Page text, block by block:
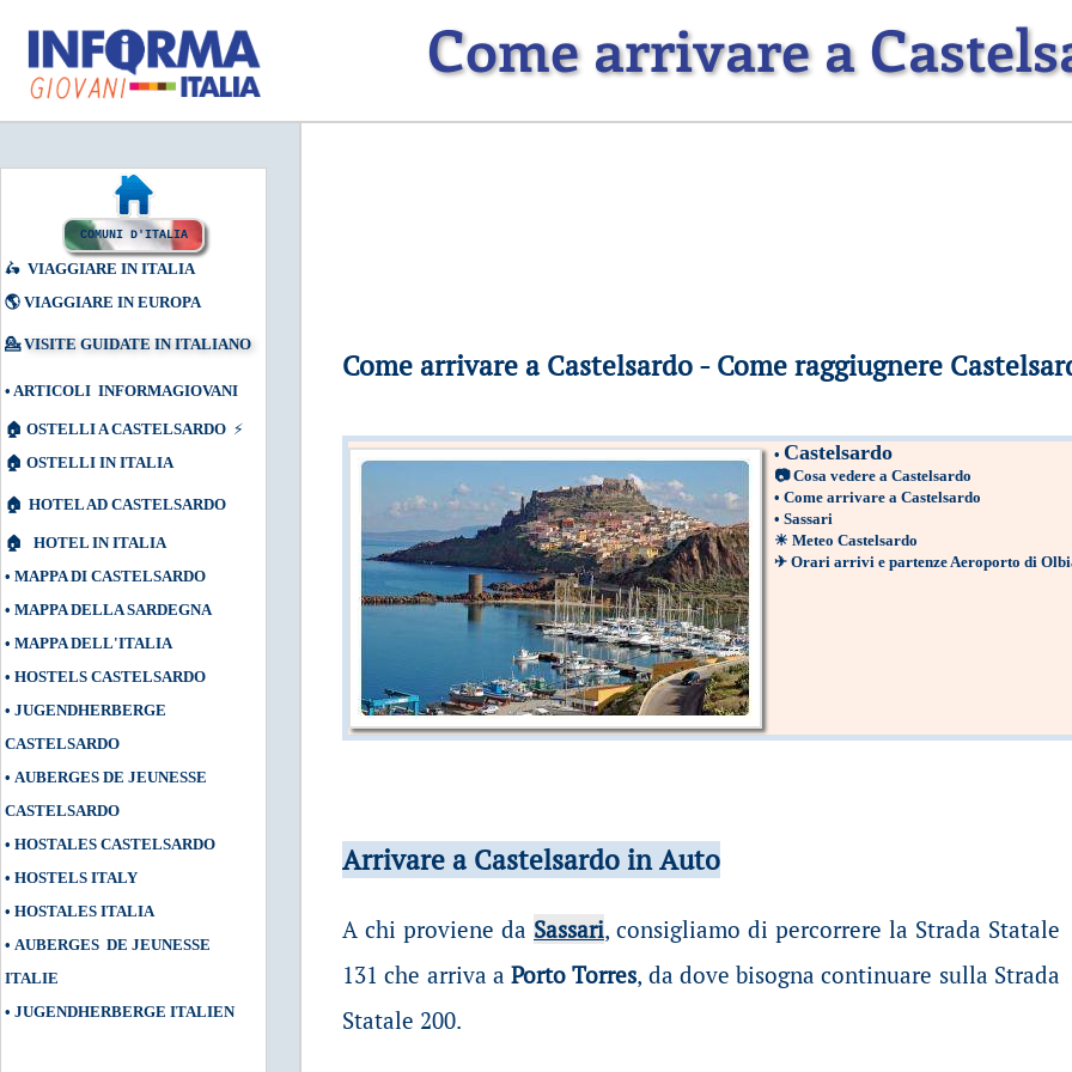
Come arrivare a
COMUNI D'ITALIA
🛵 VIAGGIARE IN ITALIA
🌎 VIAGGIARE IN EUROPA
💁 VISITE GUIDATE IN ITALIANO
• ARTICOLI INFORMAGIOVANI
🏠 OSTELLI A CASTELSARDO ⚡
🏠 OSTELLI IN ITALIA
🏠 HOTEL AD CASTELSARDO
🏠
HOTEL IN ITALIA
• MAPPA DI CASTELSARDO
• MAPPA DELLA SARDEGNA
• MAPPA DELL'ITALIA
• HOSTELS CASTELSARDO
• JUGENDHERBERGE
CASTELSARDO
• AUBERGES DE JEUNESSE
CASTELSARDO
• HOSTALES CASTELSARDO
• HOSTELS ITALY
• HOSTALES ITALIA
• AUBERGES DE JEUNESSE
ITALIE
• JUGENDHERBERGE ITALIEN
Come arrivare a Castelsardo - Come raggiugnere
• Castelsardo
📷 Cosa vedere a Castelsardo
• Come arrivare a Castelsardo
• Sassari
☀ Meteo Castelsardo
✈ Orari arrivi e partenze Aeroporto di
Arrivare a Castelsardo in Auto
A chi proviene da Sassari, consigliamo di percorrere la Strada Statale
131 che arriva aPorto Torres, da dove bisogna continuare sulla Strada
Statale 200.